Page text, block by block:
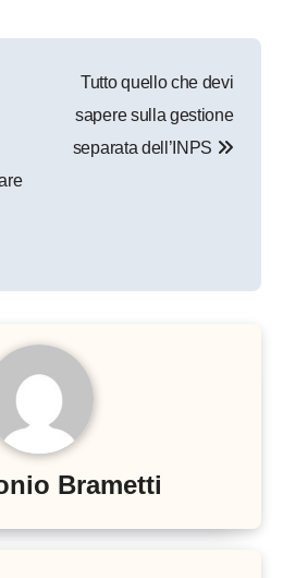
Tutto quello che devi
sapere sulla gestione
separata dell’INPS
Brametti